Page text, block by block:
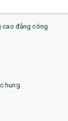
cao đẳng công
hung